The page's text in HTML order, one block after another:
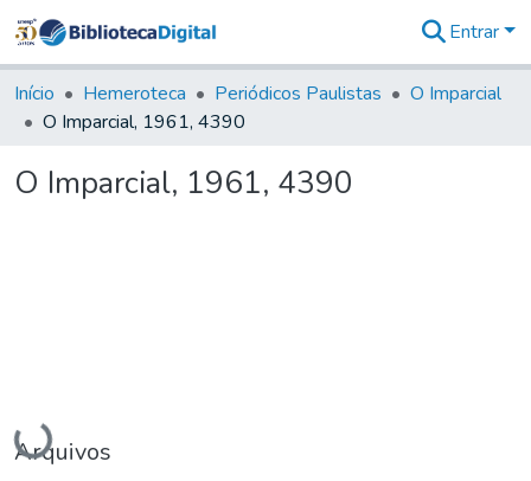
&
Coleções
Tudo na
Digital
Entrar
Início Hemeroteca Periódicos Paulistas
O Imparcial
O Imparcial, 1961, 4390
O Imparcial, 1961, 4390
Carregando...
Arquivos